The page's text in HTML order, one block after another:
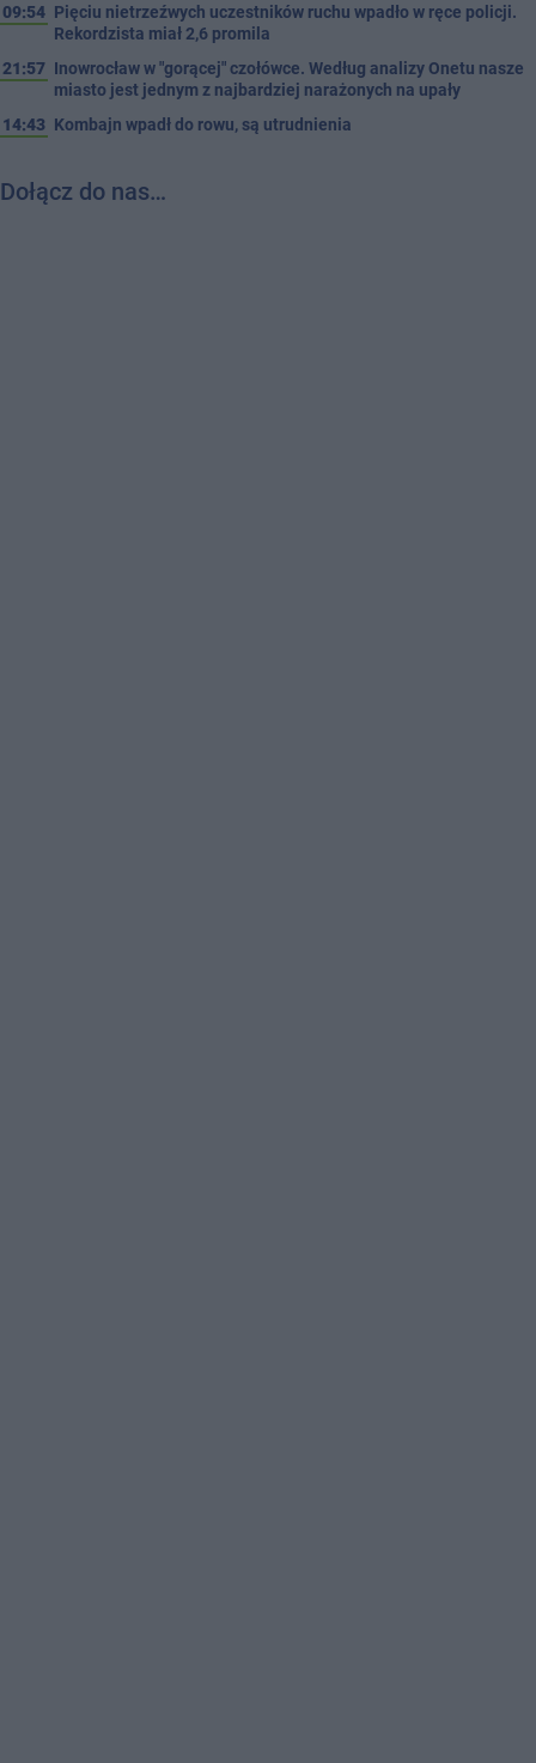
09:54 Pięciu nietrzeźwych uczestników ruchu wpadło w ręce policji.
Rekordzista miał 2,6 promila
21:57 Inowrocław w "gorącej" czołówce. Według analizy Onetu nasze
miasto jest jednym z najbardziej narażonych na upały
14:43 Kombajn wpadł do rowu, są utrudnienia
Dołącz do nas…